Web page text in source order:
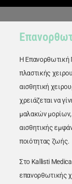
Ο προσωπικός σας
Η Επανορθωτική
πλαστικής
αισθητική
χρειάζεται να
μαλακών μορίων,
αισθητικής
ποιότητας ζωής.
Στο Kallisti
επανορθωτικής